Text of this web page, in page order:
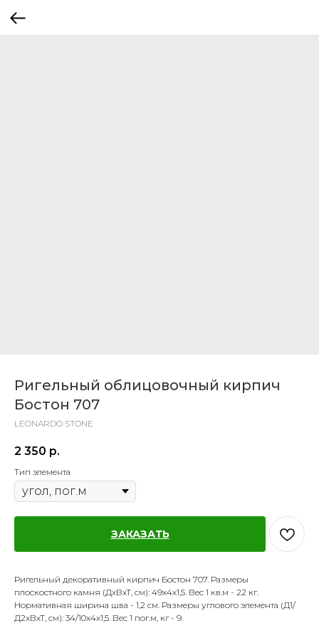
Ригельный облицовочный кирпич
Бостон 707
LEONARDO STONE
2 350 р.
Тип элемента
ЗАКАЗАТЬ
Ригельный декоративный кирпич Бостон 707. Размеры
плоскостного камня (ДхВхТ, см): 49х4х1,5. Вес 1 кв.м - 22 кг.
Нормативная ширина шва - 1,2 см. Размеры углового элемента (Д1/
Д2хВхТ, см): 34/10х4х1,5. Вес 1 пог.м, кг - 9.